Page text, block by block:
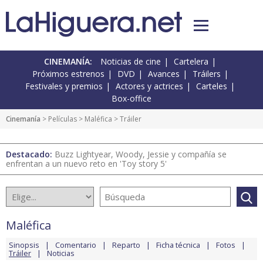
CINEMANÍA: Noticias de cine
Cartelera
Próximos estrenos
DVD Avances
Tráilers
Festivales y premios
Actores y actrices
Carteles
Box-office
Cinemanía > Películas > Maléfica > Tráiler
Destacado: Buzz Lightyear, Woody, Jessie y compañía se
enfrentan a un nuevo reto en 'Toy story 5'
Maléfica
Sinopsis Comentario Reparto Ficha técnica Fotos
Tráiler Noticias